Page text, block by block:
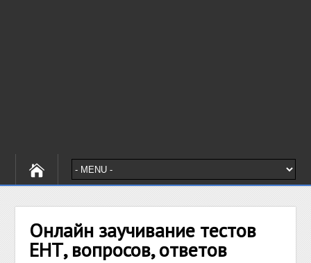
Онлайн заучивание тестов
ЕНТ, вопросов, ответов